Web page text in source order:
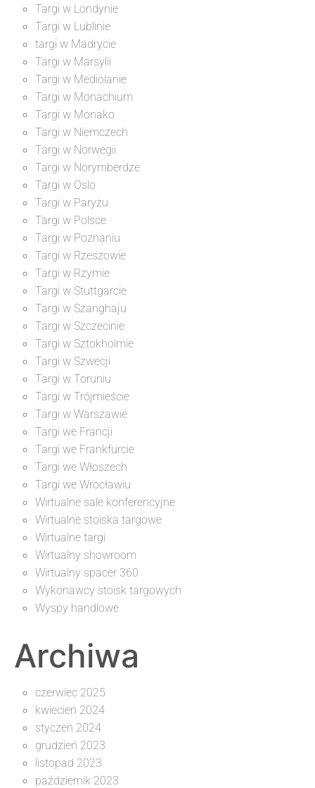
Targi w Londynie
Targi w Lublinie
targi w Madrycie
Targi w Marsylii
Targi w Mediolanie
Targi w Monachium
Targi w Monako
Targi w Niemczech
Targi w Norwegii
Targi w Norymberdze
Targi w Oslo
Targi w Paryżu
Targi w Polsce
Targi w Poznaniu
Targi w Rzeszowie
Targi w Rzymie
Targi w Stuttgarcie
Targi w Szanghaju
Targi w Szczecinie
Targi w Sztokholmie
Targi w Szwecji
Targi w Toruniu
Targi w Trójmieście
Targi w Warszawie
Targi we Francji
Targi we Frankfurcie
Targi we Włoszech
Targi we Wrocławiu
Wirtualne sale konferencyjne
Wirtualne stoiska targowe
Wirtualne targi
Wirtualny showroom
Wirtualny spacer 360
Wykonawcy stoisk targowych
Wyspy handlowe
Archiwa
czerwiec 2025
kwiecień 2024
styczeń 2024
grudzień 2023
listopad 2023
październik 2023